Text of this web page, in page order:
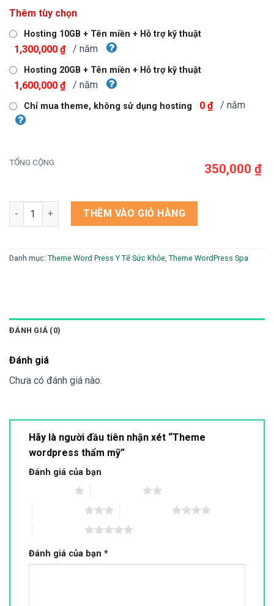
là:
750,000 ₫.là:
Thêm tùy chọn
Hosting 10GB + Tên miền + Hỗ trợ kỹ thuật
1,300,000 ₫ / năm
Hosting 20GB + Tên miền + Hỗ trợ kỹ thuật
1,600,000 ₫ / năm
Chỉ mua theme, không sử dụng hosting 0 ₫ / năm
TỔNG CỘNG 350,000 ₫
Theme wordpress thẩm mỹ số lượng
THÊM VÀO GIỎ HÀNG
Danh mục: Theme Word Press Y Tế Sức Khỏe, Theme WordPress Spa
ĐÁNH GIÁ (0)
Đánh giá
Chưa có đánh giá nào.
Hãy là người đầu tiên nhận xét “Theme
wordpress thẩm mỹ”
Đánh giá của bạn
Đánh giá của bạn *